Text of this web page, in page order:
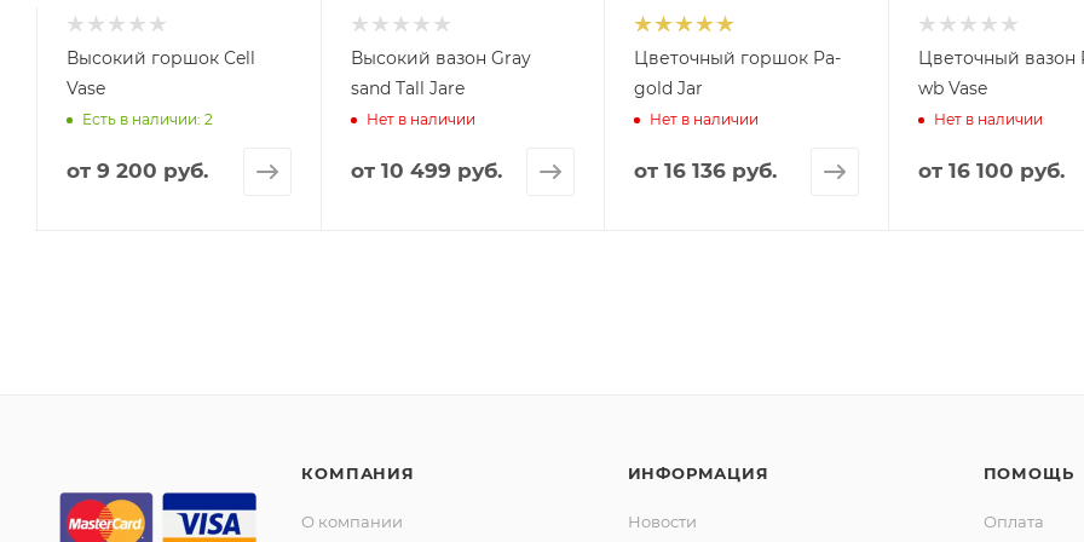
Высокий горшок Cell
Vase
Есть в наличии: 2
от 9 200 руб.
Высокий вазон Gray
sand Tall Jare
Нет в наличии
от 10 499 руб.
Цветочный горшок Pa-
gold Jar
Нет в наличии
от16 136 руб.
Цветочный вазон
wb Vase
Нет в наличии
от 16 100 руб.
КОМПАНИЯ
О компании
ИНФОРМАЦИЯ
Новости
ПОМОЩЬ
Оплата